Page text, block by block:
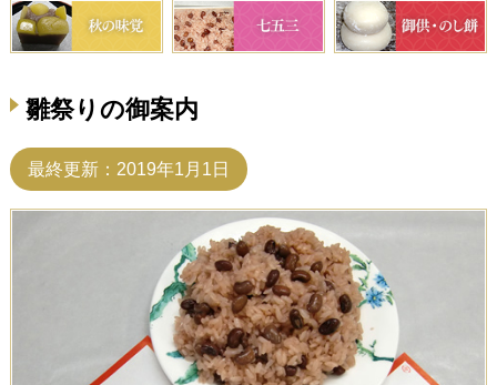
雛祭りの御案内
最終更新：2019年1月1日